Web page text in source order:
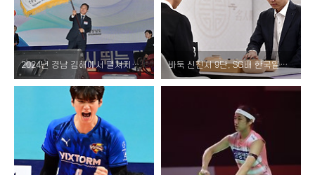
2024년 경남 김해에서 펼쳐지는 제105회 전국체전과 제44회 전국장애인체전! 바둑 신진서 9단, SG배 한국일보 명인전에서 우승! 항저우AG 금메달부터 상금 신기록까지